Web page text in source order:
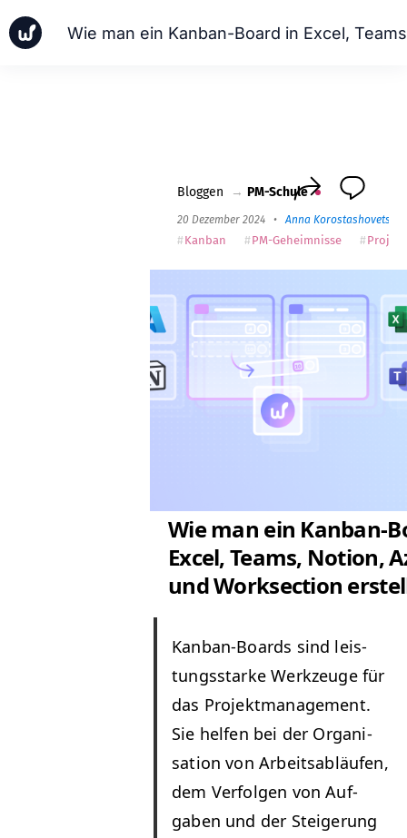
Bloggen → PM-Schule
20 Dezember 2024 •Anna Korostashovets
Kanban PM-Geheimnisse
Wie man ein Kanban-
Excel, Teams, Notion,
und Worksection
Kan­ban-Boards sind leis­
tungsstarke Werkzeuge für
das Pro­jek­t­man­age­ment.
Sie helfen bei der Organ­i­
sa­tion von Arbeitsabläufen,
dem Ver­fol­gen von Auf­
gaben und der Steigerung